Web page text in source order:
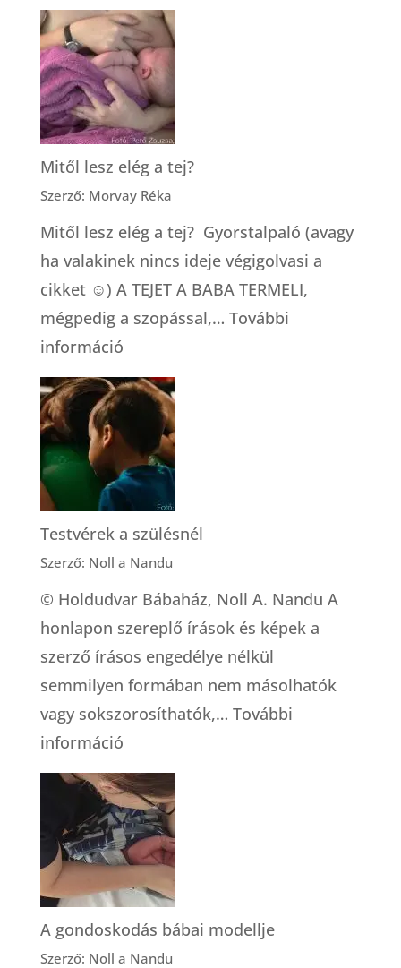
Mitől lesz elég a tej?
Szerző: Morvay Réka
Mitől lesz elég a tej? Gyorstalpaló (avagy
ha valakinek nincs ideje végigolvasi a
cikket ☺) A TEJET A BABA TERMELI,
mégpedig a szopással,… További
információ:
Mitől
lesz
elég
tej?
Testvérek a szülésnél
Szerző: Noll a Nandu
© Holdudvar Bábaház, Noll A. Nandu A
honlapon szereplő írások és képek a
szerző írásos engedélye nélkül
semmilyen formában nem másolhatók
vagy sokszorosíthatók,… További
információ:
Testvérek
a
szülésnél
A gondoskodás bábai modellje
Szerző: Noll a Nandu